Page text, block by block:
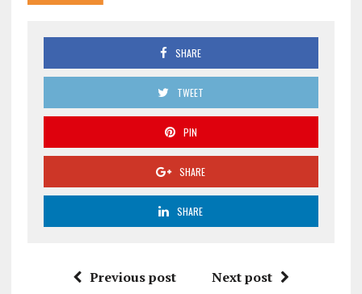
SHARE
TWEET
PIN
SHARE
SHARE
Previous post Next post